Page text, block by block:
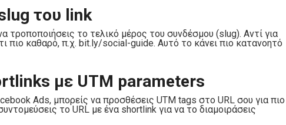
του link
τροποποιήσεις το τελικό μέρος του συνδέσμου (slug). Αντί για
πιο καθαρό, π.χ. bit.ly/social-guide. Αυτό το κάνει πιο κατανοητό
με UTM parameters
Ads, μπορείς να προσθέσεις UTM tags στο URL σου για πιο
το URL με ένα shortlink για να το διαμοιράσεις